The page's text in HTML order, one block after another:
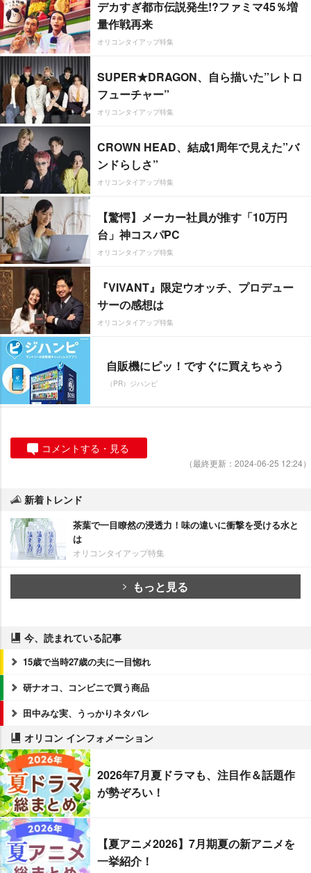
デカすぎ都市伝説発生!?ファミマ45％増
量作戦再来
オリコンタイアップ特集
SUPER★DRAGON、自ら描いた”レトロ
フューチャー”
オリコンタイアップ特集
CROWN HEAD、結成1周年で見えた”バ
ンドらしさ”
オリコンタイアップ特集
【驚愕】メーカー社員が推す「10万円
台」神コスパPC
オリコンタイアップ特集
『VIVANT』限定ウオッチ、プロデュー
サーの感想は
オリコンタイアップ特集
自販機にピッ！ですぐに買えちゃう
（PR）ジハンピ
コメントする・見る
（最終更新：2024-06-25 12:24）
新着トレンド
茶葉で一目瞭然の浸透力！味の違いに衝撃を受ける水と
は
オリコンタイアップ特集
もっと見る
今、読まれている記事
15歳で当時27歳の夫に一目惚れ
研ナオコ、コンビニで買う商品
田中みな実、うっかりネタバレ
オリコン インフォメーション
2026年7月夏ドラマも、注目作＆話題作
が勢ぞろい！
【夏アニメ2026】7月期夏の新アニメを
一挙紹介！